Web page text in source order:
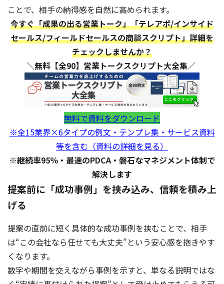
ことで、相手の納得感を自然に高められます。
今すぐ「成果の出る営業トーク」「テレアポ/インサイド
セールス/フィールドセールスの商談スクリプト」詳細を
チェックしませんか？
＼無料【全90】営業トークスクリプト大全集／
無料で資料をダウンロード
※全15業界×6タイプの例文・テンプレ集・サービス資料
等を含む（資料の詳細を見る）
※継続率95％・最速のPDCA・磐石なマネジメント体制で
解決します
提案前に「成功事例」を挟み込み、信頼を積み上
げる
提案の直前に短く具体的な成功事例を挟むことで、相手
は“この会社なら任せても大丈夫”という安心感を抱きやす
くなります。
数字や期間を交えながら事例を示すと、単なる説明ではな